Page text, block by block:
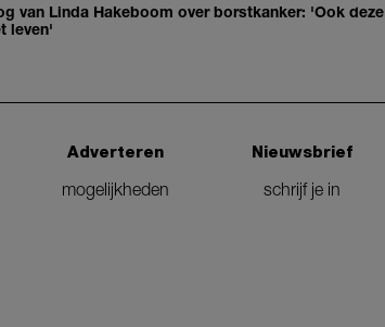
van Linda Hakeboom over borstkanker: 'Ook deze
leven'
Adverteren
mogelijkheden
Nieuwsbrief
schrijf je in